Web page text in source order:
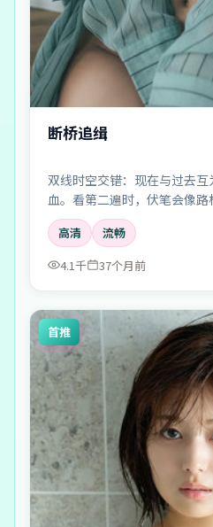
断桥追缉
双线时空交错：现在与过去
血。看第二遍时，伏笔会像路
高清
流畅
4.1千
37个月前
首推